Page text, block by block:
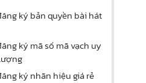
ký bản quyền bài hát
ký mã số mã vạch uy
ký nhãn hiệu giá rẻ